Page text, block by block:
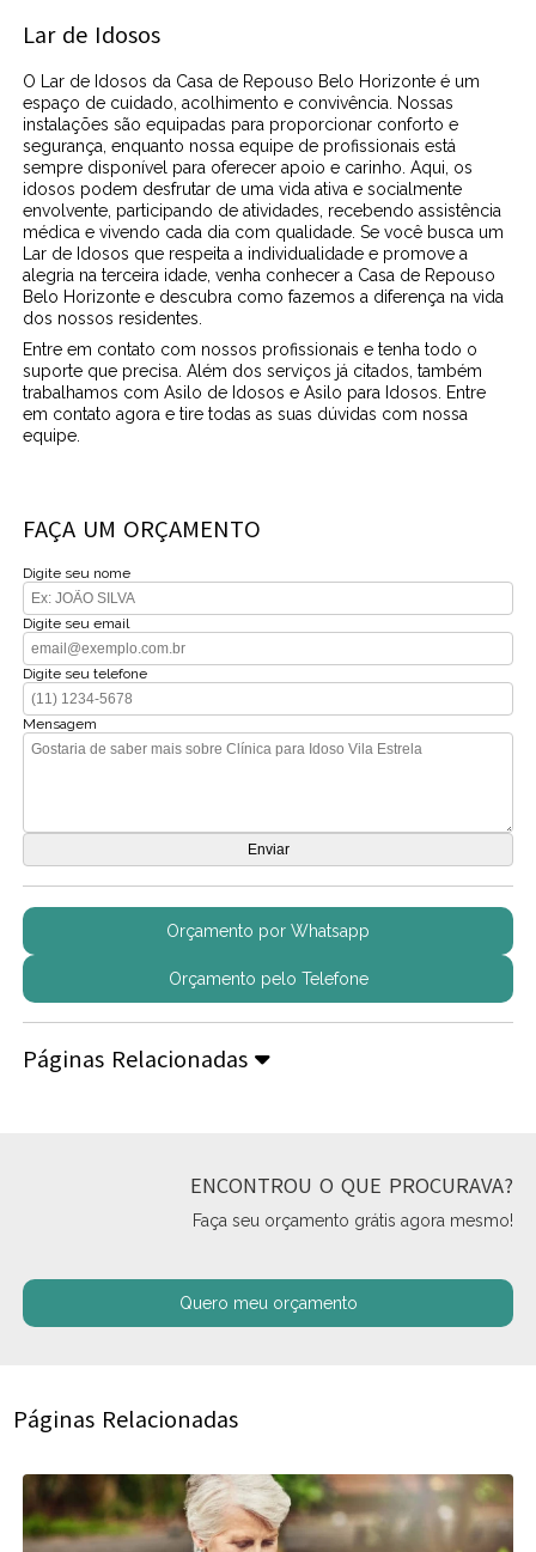
Lar de Idosos
O Lar de Idosos da Casa de Repouso Belo Horizonte é um
espaço de cuidado, acolhimento e convivência. Nossas
instalações são equipadas para proporcionar conforto e
segurança, enquanto nossa equipe de profissionais está
sempre disponível para oferecer apoio e carinho. Aqui, os
idosos podem desfrutar de uma vida ativa e socialmente
envolvente, participando de atividades, recebendo assistência
médica e vivendo cada dia com qualidade. Se você busca um
Lar de Idosos que respeita a individualidade e promove a
alegria na terceira idade, venha conhecer a Casa de Repouso
Belo Horizonte e descubra como fazemos a diferença na vida
dos nossos residentes.
Entre em contato com nossos profissionais e tenha todo o
suporte que precisa. Além dos serviços já citados, também
trabalhamos com Asilo de Idosos e Asilo para Idosos. Entre
em contato agora e tire todas as suas dúvidas com nossa
equipe.
FAÇA UM ORÇAMENTO
Digite seu nome
Digite seu email
Digite seu telefone
Mensagem
Orçamento por Whatsapp
Orçamento pelo Telefone
Páginas Relacionadas
ENCONTROU O QUE PROCURAVA?
Faça seu orçamento grátis agora mesmo!
Quero meu orçamento
Páginas Relacionadas